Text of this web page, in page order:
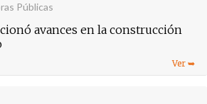
Públicas
avances en la construcción